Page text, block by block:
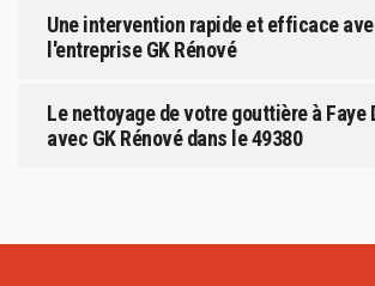
Une intervention rapide et efficace
l'entreprise GK Rénové
Le nettoyage de votre gouttière à Faye
avec GK Rénové dans le 49380